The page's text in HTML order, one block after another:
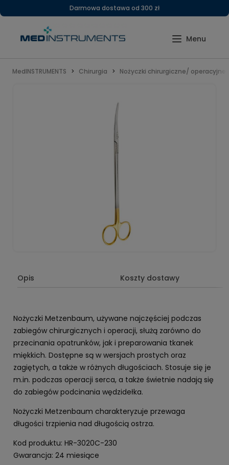
Darmowa dostawa od 300 zł
MedINSTRUMENTS Chirurgia Nożyczki chirurgiczne/ operacyjne
Opis Koszty dostawy
Nożyczki Metzenbaum, używane najczęściej podczas
zabiegów chirurgicznych i operacji, służą zarówno do
przecinania opatrunków, jak i preparowania tkanek
miękkich. Dostępne są w wersjach prostych oraz
zagiętych, a także w różnych długościach. Stosuje się je
m.in. podczas operacji serca, a także świetnie nadają się
do zabiegów podcinania wędzidełka.
Nożyczki Metzenbaum charakteryzuje przewaga
długości trzpienia nad długością ostrza.
Kod produktu: HR-3020C-230
Gwarancja: 24 miesiące